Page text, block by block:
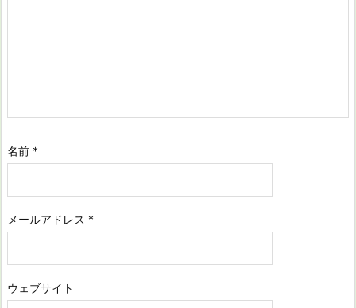
名前 *
メールアドレス *
ウェブサイト